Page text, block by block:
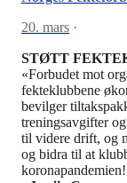
20. mars ·
STØTT
«Forbudet mot
fekteklubbene
bevilger
treningsavgifter
til videre drift, og
og bidra til at